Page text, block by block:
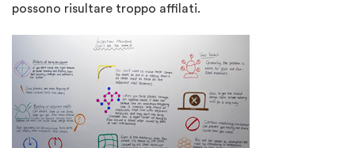
possono risultare troppo affilati.